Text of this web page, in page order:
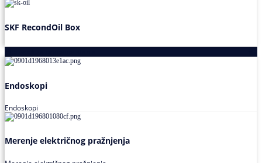
SKF RecondOil Box
Endoskopi
Endoskopi
Merenje električnog pražnjenja